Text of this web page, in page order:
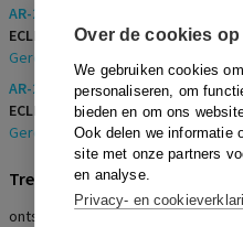
Over de cookies
We gebruiken cookies
personaliseren, om
bieden en om ons
Ook delen we informatie
site met onze partners
en analyse.
Privacy- en
AR-2021-1242
ECLI:
ECLI:NL:GHARL:2021:9033
Gerechtshof Arnhem-Leeuwarden
AR-2023-0703
ECLI:
ECLI:NL:GHARL:2022:9414
Gerechtshof Arnhem-Leeuwarden,
Trefwoorden
ontslag op staande voet,